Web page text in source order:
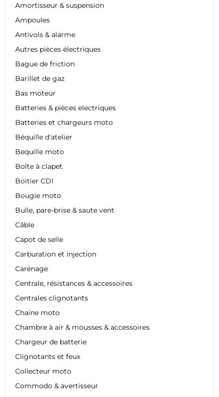
Amortisseur & suspension
Ampoules
Antivols & alarme
Autres pièces électriques
Bague de friction
Barillet de gaz
Bas moteur
Batteries & pièces electriques
Batteries et chargeurs moto
Béquille d'atelier
Bequille moto
Boîte à clapet
Boitier CDI
Bougie moto
Bulle, pare-brise & saute vent
Câble
Capot de selle
Carburation et injection
Carénage
Centrale, résistances & accessoires
Centrales clignotants
Chaine moto
Chambre à air & mousses & accessoires
Chargeur de batterie
Clignotants et feux
Collecteur moto
Commodo & avertisseur